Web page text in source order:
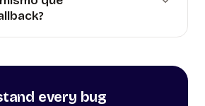
every bug